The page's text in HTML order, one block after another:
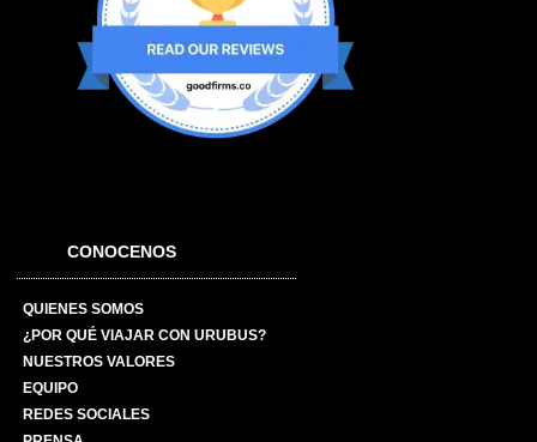
CONOCENOS
QUIENES SOMOS
¿POR QUÉ VIAJAR CON URUBUS?
NUESTROS VALORES
EQUIPO
REDES SOCIALES